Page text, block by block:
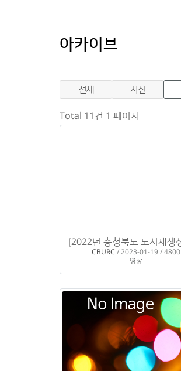
아카이브
전체 사진
Total 11건 1 페이지
CBURC / 2023-01-19 / 4800
영상